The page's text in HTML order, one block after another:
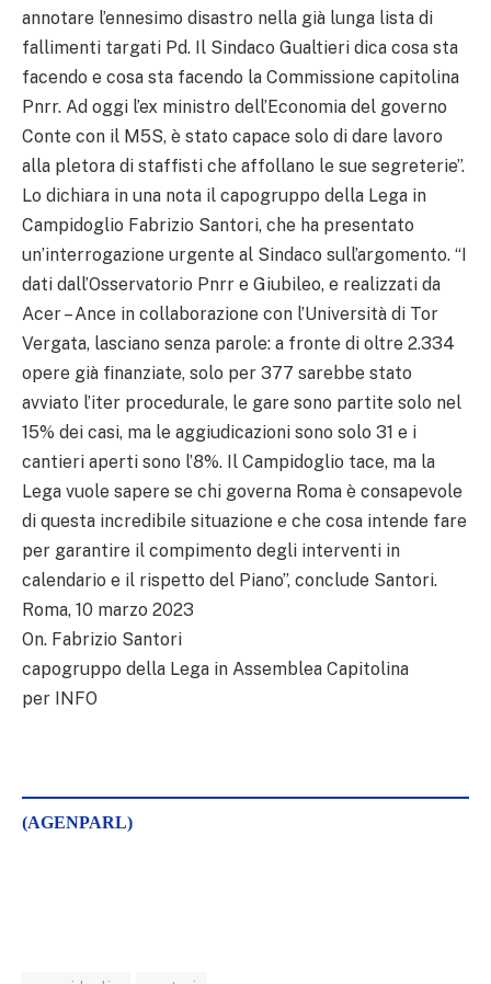
annotare l’ennesimo disastro nella già lunga lista di
fallimenti targati Pd. Il Sindaco Gualtieri dica cosa sta
facendo e cosa sta facendo la Commissione capitolina
Pnrr. Ad oggi l’ex ministro dell’Economia del governo
Conte con il M5S, è stato capace solo di dare lavoro
alla pletora di staffisti che affollano le sue segreterie”.
Lo dichiara in una nota il capogruppo della Lega in
Campidoglio Fabrizio Santori, che ha presentato
un’interrogazione urgente al Sindaco sull’argomento. “I
dati dall’Osservatorio Pnrr e Giubileo, e realizzati da
Acer – Ance in collaborazione con l’Università di Tor
Vergata, lasciano senza parole: a fronte di oltre 2.334
opere già finanziate, solo per 377 sarebbe stato
avviato l’iter procedurale, le gare sono partite solo nel
15% dei casi, ma le aggiudicazioni sono solo 31 e i
cantieri aperti sono l’8%. Il Campidoglio tace, ma la
Lega vuole sapere se chi governa Roma è consapevole
di questa incredibile situazione e che cosa intende fare
per garantire il compimento degli interventi in
calendario e il rispetto del Piano”, conclude Santori.
Roma, 10 marzo 2023
On. Fabrizio Santori
capogruppo della Lega in Assemblea Capitolina
per INFO
(AGENPARL)